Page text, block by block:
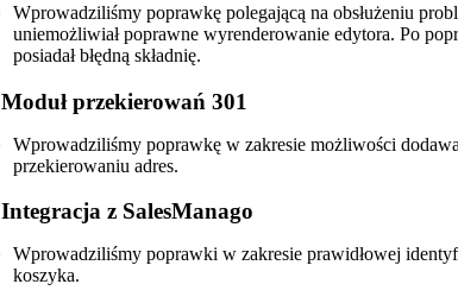
Wprowadziliśmy poprawkę polegającą na obsłużeniu
uniemożliwiał poprawne wyrenderowanie edytora. Po
posiadał błędną składnię.
Moduł przekierowań 301
Wprowadziliśmy poprawkę w zakresie możliwości
przekierowaniu adres.
Integracja z SalesManago
Wprowadziliśmy poprawki w zakresie prawidłowej
koszyka.